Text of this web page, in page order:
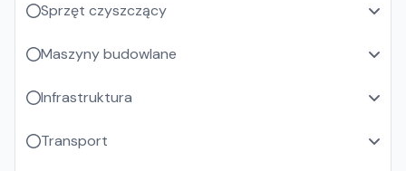
Sprzęt czyszczący
Maszyny budowlane
Infrastruktura
Transport